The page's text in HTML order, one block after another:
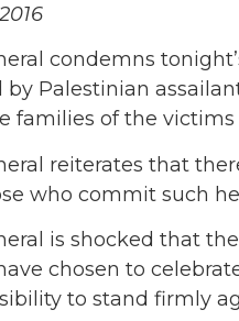
condemns
by Palestinian
families of the
reiterates that
who commit such
is shocked that
chosen to
to stand firmly